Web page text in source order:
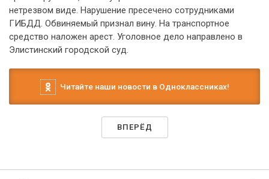
нетрезвом виде. Нарушение пресечено сотрудниками
ГИБДД. Обвиняемый признал вину. На транспортное
средство наложен арест. Уголовное дело направлено в
Элистинский городской суд.
Читайте наши новости в Одноклассниках!
ВПЕРЁД